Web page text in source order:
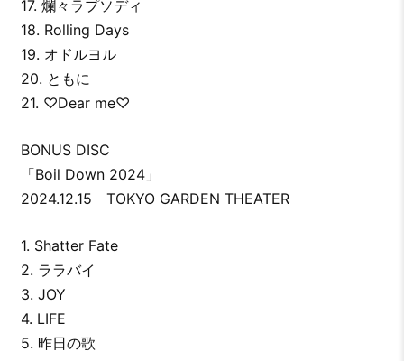
17. 爛々ラプソディ
18. Rolling Days
19. オドルヨル
20. ともに
21. ♡Dear me♡
BONUS DISC
「Boil Down 2024」
2024.12.15 TOKYO GARDEN THEATER
1. Shatter Fate
2. ララバイ
3. JOY
4. LIFE
5. 昨日の歌